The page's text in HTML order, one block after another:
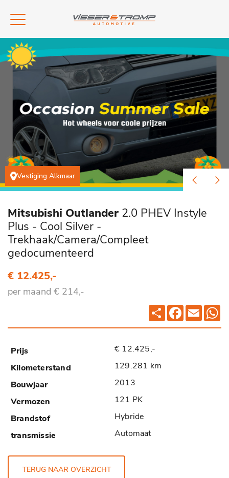
Vestiging Alkmaar
Mitsubishi Outlander 2.0 PHEV Instyle
Plus - Cool Silver -
Trekhaak/Camera/Compleet
gedocumenteerd
€ 12.425,-
per maand € 214,-
Deel Facebook
Email
€ 12.425,-
129.281 km
2013
121 PK
Hybride
Automaat
TERUG NAAR OVERZICHT